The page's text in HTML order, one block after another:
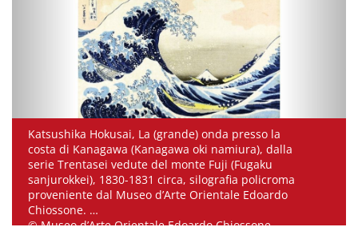
Katsushika Hokusai, La (grande) onda presso la
costa di Kanagawa (Kanagawa oki namiura), dalla
serie Trentasei vedute del monte Fuji (Fugaku
sanjurokkei), 1830-1831 circa, silografia policroma
proveniente dal Museo d’Arte Orientale Edoardo
Chiossone.
© Museo d’Arte Orientale Edoardo Chiossone,